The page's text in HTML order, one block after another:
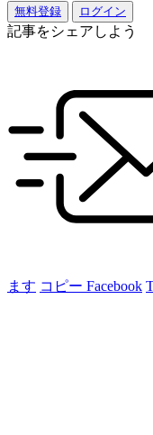
無料登録 ログイン
記事をシェアしよう
ます コピー Facebook